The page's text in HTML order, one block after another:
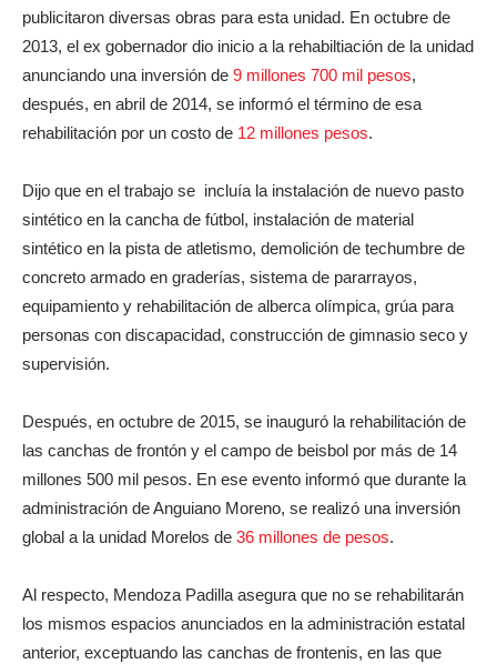
publicitaron diversas obras para esta unidad. En octubre de
2013, el ex gobernador dio inicio a la rehabiltiación de la unidad
anunciando una inversión de 9 millones 700 mil pesos,
después, en abril de 2014, se informó el término de esa
rehabilitación por un costo de 12 millones pesos.
Dijo que en el trabajo se incluía la instalación de nuevo pasto
sintético en la cancha de fútbol, instalación de material
sintético en la pista de atletismo, demolición de techumbre de
concreto armado en graderías, sistema de pararrayos,
equipamiento y rehabilitación de alberca olímpica, grúa para
personas con discapacidad, construcción de gimnasio seco y
supervisión.
Después, en octubre de 2015, se inauguró la rehabilitación de
las canchas de frontón y el campo de beisbol por más de 14
millones 500 mil pesos. En ese evento informó que durante la
administración de Anguiano Moreno, se realizó una inversión
global a la unidad Morelos de 36 millones de pesos.
Al respecto, Mendoza Padilla asegura que no se rehabilitarán
los mismos espacios anunciados en la administración estatal
anterior, exceptuando las canchas de frontenis, en las que